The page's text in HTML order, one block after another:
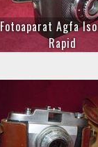
Fotoaparat Agfa
Rapid